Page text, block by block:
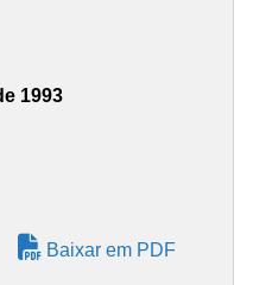
1993
Baixar em PDF